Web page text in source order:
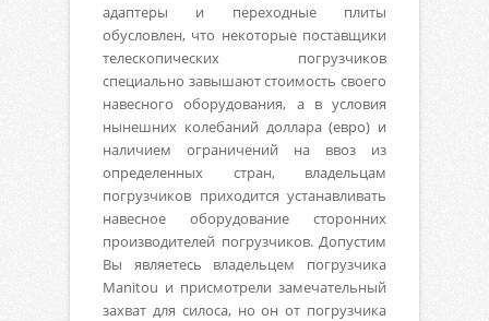
адаптеры и переходные плиты
обусловлен, что некоторые поставщики
телескопических погрузчиков
специально завышают стоимость своего
навесного оборудования, а в условия
нынешних колебаний доллара (евро) и
наличием ограничений на ввоз из
определенных стран, владельцам
погрузчиков приходится устанавливать
навесное оборудование сторонних
производителей погрузчиков. Допустим
Вы являетесь владельцем погрузчика
Manitou и присмотрели замечательный
захват для силоса, но он от погрузчика